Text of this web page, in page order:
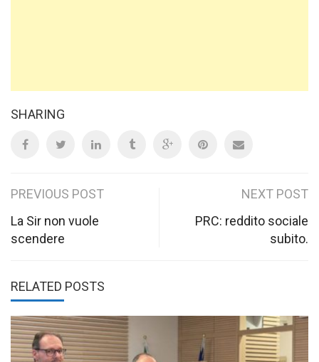
SHARING
Post
navigation
PREVIOUS POST
La Sir non vuole
scendere
NEXT POST
PRC: reddito sociale
subito.
RELATED POSTS